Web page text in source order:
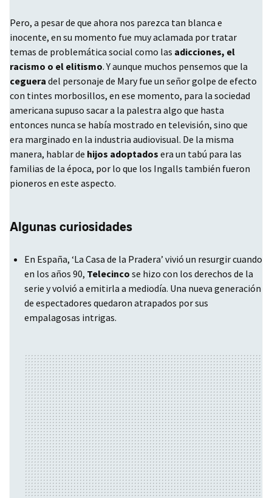
Pero, a pesar de que ahora nos parezca tan blanca e
inocente, en su momento fue muy aclamada por tratar
temas de problemática social como las adicciones, el
racismo o el elitismo. Y aunque muchos pensemos que la
ceguera del personaje de Mary fue un señor golpe de efecto
con tintes morbosillos, en ese momento, para la sociedad
americana supuso sacar a la palestra algo que hasta
entonces nunca se había mostrado en televisión, sino que
era marginado en la industria audiovisual. De la misma
manera, hablar de hijos adoptados era un tabú para las
familias de la época, por lo que los Ingalls también fueron
pioneros en este aspecto.
Algunas curiosidades
En España, ‘La Casa de la Pradera’ vivió un resurgir cuando
en los años 90, Telecinco se hizo con los derechos de la
serie y volvió a emitirla a mediodía. Una nueva generación
de espectadores quedaron atrapados por sus
empalagosas intrigas.